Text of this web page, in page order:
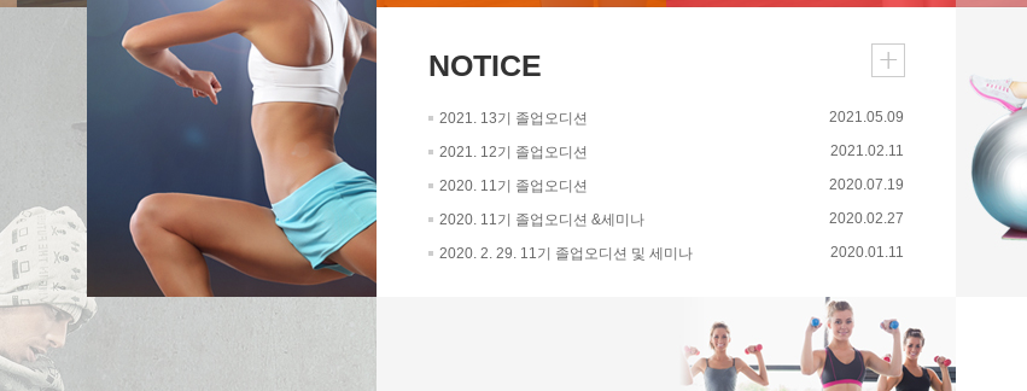
NOTICE
2021. 13기 졸업오디션 2021.05.09
2021. 12기 졸업오디션 2021.02.11
2020. 11기 졸업오디션 2020.07.19
2020. 11기 졸업오디션 &세미나 2020.02.27
2020. 2. 29. 11기 졸업오디션 및 세미나 2020.01.11